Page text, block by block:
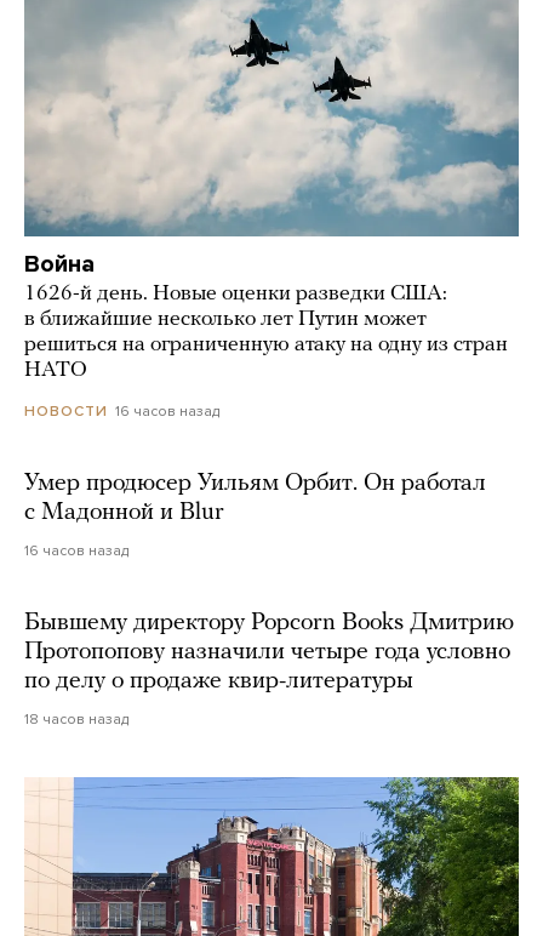
Война
1626-й день. Новые оценки разведки США:
в ближайшие несколько лет Путин может
решиться на ограниченную атаку на одну из стран
НАТО
НОВОСТИ 16 часов назад
Умер продюсер Уильям Орбит. Он работал
с Мадонной и Blur
16 часов назад
Бывшему директору Popcorn Books Дмитрию
Протопопову назначили четыре года условно
по делу о продаже квир-литературы
18 часов назад